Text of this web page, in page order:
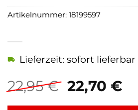
22,95€
Preis
22,70 €
Lieferzeit: sofort lieferbar
Artikelnummer: 18199597